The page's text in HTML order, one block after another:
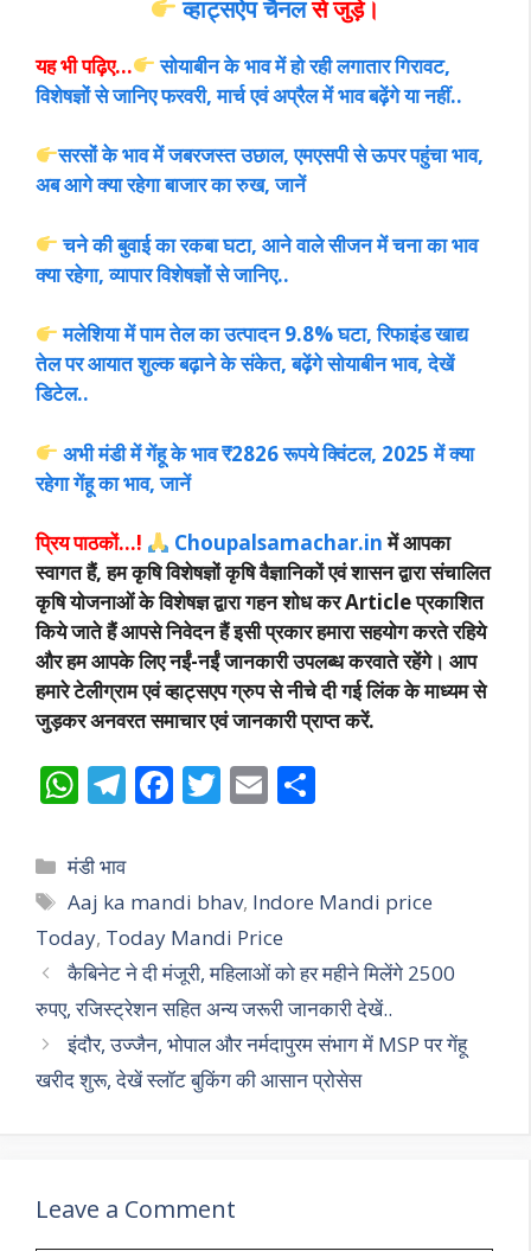
व्हाट्सऐप चैनलसे जुड़े।
यह भी पढ़िए…
सोयाबीन के भाव में हो रही लगातार गिरावट,
विशेषज्ञों से जानिए फरवरी, मार्च एवं अप्रैल में भाव बढ़ेंगे या नहीं..
सरसों के भाव में जबरजस्त उछाल, एमएसपी से ऊपर पहुंचा भाव,
अब आगे क्या रहेगा बाजार का रुख, जानें
चने की बुवाई का रकबा घटा, आने वाले सीजन में चना का भाव
क्या रहेगा, व्यापार विशेषज्ञों से जानिए..
मलेशिया में पाम तेल का उत्पादन 9.8% घटा, रिफाइंड खाद्य
तेल पर आयात शुल्क बढ़ाने के संकेत, बढ़ेंगे सोयाबीन भाव, देखें
डिटेल..
अभी मंडी में गेंहू के भाव ₹2826 रूपये क्विंटल, 2025 में क्या
रहेगा गेंहू का भाव, जानें
प्रिय पाठकों…! Choupalsamachar.inमें आपका
स्वागत हैं, हम कृषि विशेषज्ञों कृषि वैज्ञानिकों एवं शासन द्वारा संचालित
कृषि योजनाओं के विशेषज्ञ द्वारा गहन शोध कर Article प्रकाशित
किये जाते हैं आपसे निवेदन हैं इसी प्रकार हमारा सहयोग करते रहिये
और हम आपके लिए नईं-नईं जानकारी उपलब्ध करवाते रहेंगे। आप
हमारे टेलीग्राम एवं व्हाट्सएप ग्रुप से नीचे दी गई लिंक के माध्यम से
जुड़कर अनवरत समाचार एवं जानकारी प्राप्त करें.
W
at
s
A
p
p
T
e
gr
a
m
F
b
o
o
k
T
er
E
l e
Categories
मंडी भाव
Tags
Aaj ka mandi bhav, Indore Mandi price
Today, Today Mandi Price
कैबिनेट ने दी मंजूरी, महिलाओं को हर महीने मिलेंगे 2500
रुपए, रजिस्ट्रेशन सहित अन्य जरूरी जानकारी देखें..
इंदौर, उज्जैन, भोपाल और नर्मदापुरम संभाग में MSP पर गेंहू
खरीद शुरू, देखें स्लॉट बुकिंग की आसान प्रोसेस
Leave a Comment